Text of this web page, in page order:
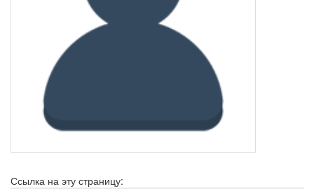
Ссылка на эту страницу: